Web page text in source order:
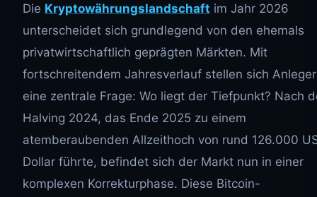
Die Kryptowährungslandschaft im Jahr 2026
unterscheidet sich grundlegend von den ehemals
privatwirtschaftlich geprägten Märkten. Mit
fortschreitendem Jahresverlauf stellen sich Anleger
eine zentrale Frage: Wo liegt der Tiefpunkt? Nach
Halving 2024, das Ende 2025 zu einem
atemberaubenden Allzeithoch von rund 126.000
Dollar führte, befindet sich der Markt nun in einer
komplexen Korrekturphase. Diese Bitcoin-